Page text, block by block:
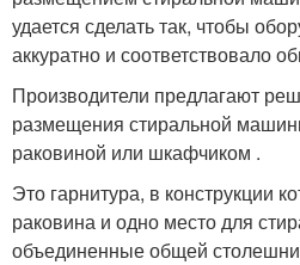
удается сделать так, чтобы
аккуратно и соответствовало
Производители предлагают
размещения стиральной
раковиной или шкафчиком .
Это гарнитура, в конструкции
раковина и одно место для
объединенные общей